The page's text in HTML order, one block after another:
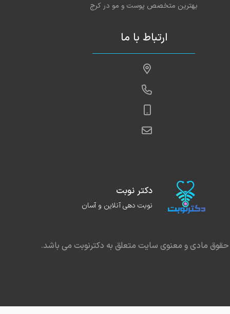
بهترین متخصص پوست و مو در کرج
ارتباط با ما
دکتر نوبت
نوبت دهی آنلاین و آسان
مادی و معنوی سایت متعلق به دکترنوبت می باشد.